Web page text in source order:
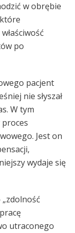
w obrębie
po
pacjent
nie słyszał
W tym
Jest on
wydaje się
utraconego